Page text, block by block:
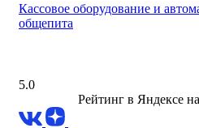
Кассовое оборудование и
общепита
5.0
Рейтинг в Яндексе